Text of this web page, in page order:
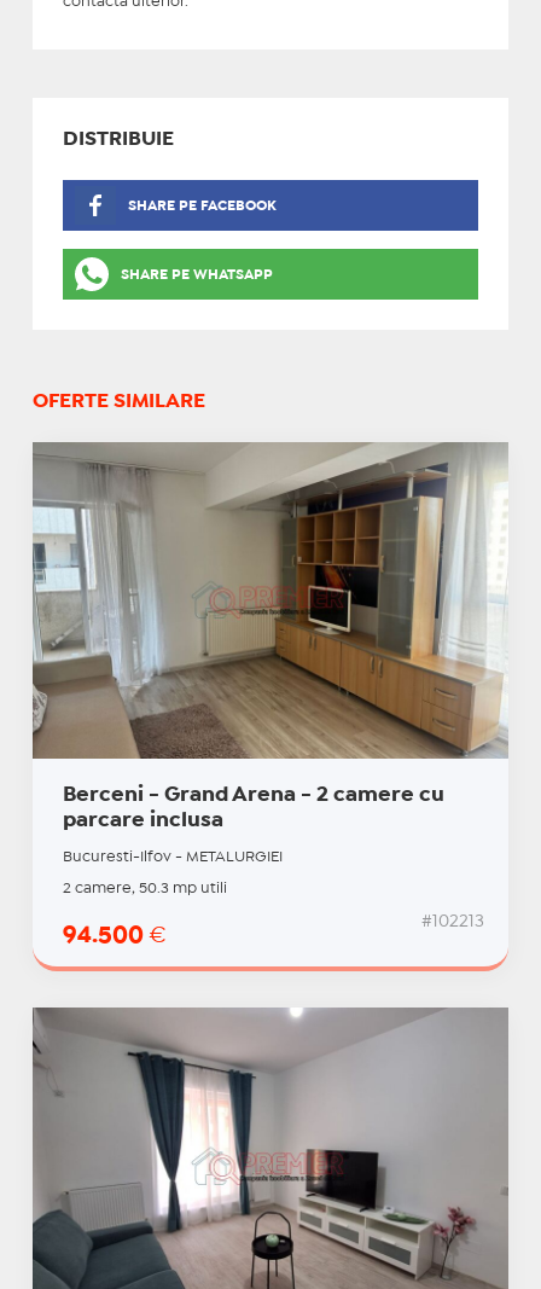
DISTRIBUIE
SHARE PE FACEBOOK
SHARE PE WHATSAPP
OFERTE SIMILARE
Berceni - Grand Arena - 2 camere cu
parcare inclusa
Bucuresti-Ilfov - METALURGIEI
2 camere, 50.3 mp utili
94.500 €
#102213